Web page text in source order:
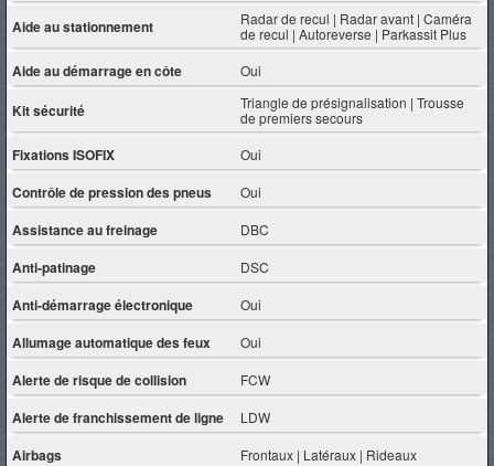
Aide au stationnement
Radar de recul | Radar avant | Caméra
de recul | Autoreverse | Parkassit Plus
Aide au démarrage en côte Oui
Kit sécurité
Triangle de présignalisation | Trousse
de premiers secours
Fixations ISOFIX Oui
Contrôle de pression des pneus Oui
Assistance au freinage DBC
Anti-patinage DSC
Anti-démarrage électronique Oui
Allumage automatique des feux Oui
Alerte de risque de collision FCW
Alerte de franchissement de ligne LDW
Airbags Frontaux | Latéraux | Rideaux